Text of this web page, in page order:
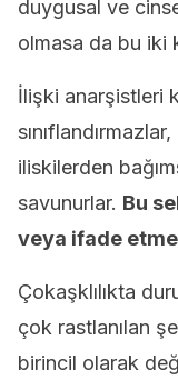
duygusal ve
olmasa da bu iki
İlişki anarşistleri
iliskilerden
savunurlar. Bu
veya ifade
Çokaşklılıkta
çok rastlanılan
birincil olarak